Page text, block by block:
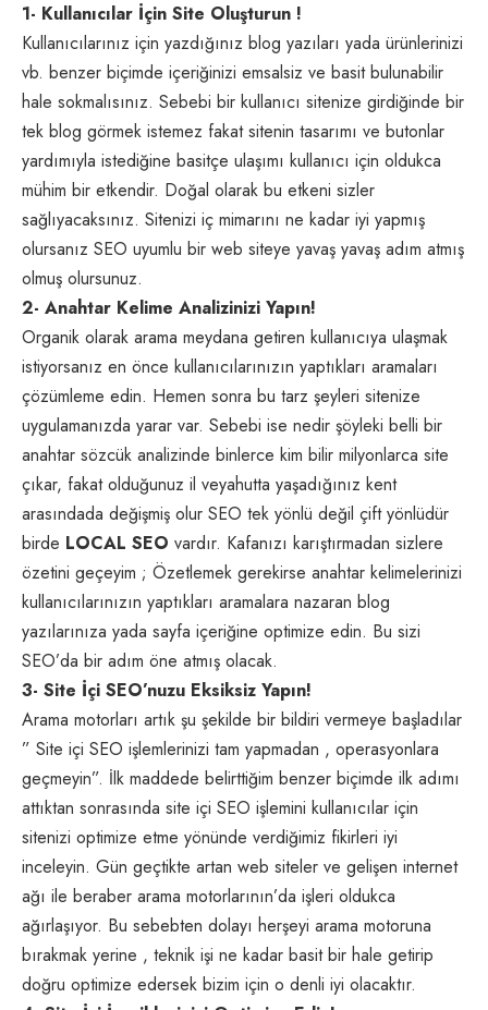
1- Kullanıcılar İçin Site Oluşturun !
Kullanıcılarınız için yazdığınız blog yazıları yada ürünlerinizi
vb. benzer biçimde içeriğinizi emsalsiz ve basit bulunabilir
hale sokmalısınız. Sebebi bir kullanıcı sitenize girdiğinde bir
tek blog görmek istemez fakat sitenin tasarımı ve butonlar
yardımıyla istediğine basitçe ulaşımı kullanıcı için oldukca
mühim bir etkendir. Doğal olarak bu etkeni sizler
sağlıyacaksınız. Sitenizi iç mimarını ne kadar iyi yapmış
olursanız SEO uyumlu bir web siteye yavaş yavaş adım atmış
olmuş olursunuz.
2- Anahtar Kelime Analizinizi Yapın!
Organik olarak arama meydana getiren kullanıcıya ulaşmak
istiyorsanız en önce kullanıcılarınızın yaptıkları aramaları
çözümleme edin. Hemen sonra bu tarz şeyleri sitenize
uygulamanızda yarar var. Sebebi ise nedir şöyleki belli bir
anahtar sözcük analizinde binlerce kim bilir milyonlarca site
çıkar, fakat olduğunuz il veyahutta yaşadığınız kent
arasındada değişmiş olur SEO tek yönlü değil çift yönlüdür
birde LOCAL SEO vardır. Kafanızı karıştırmadan sizlere
özetini geçeyim ; Özetlemek gerekirse anahtar kelimelerinizi
kullanıcılarınızın yaptıkları aramalara nazaran blog
yazılarınıza yada sayfa içeriğine optimize edin. Bu sizi
SEO’da bir adım öne atmış olacak.
3- Site İçi SEO’nuzu Eksiksiz Yapın!
Arama motorları artık şu şekilde bir bildiri vermeye başladılar
” Site içi SEO işlemlerinizi tam yapmadan , operasyonlara
geçmeyin”. İlk maddede belirttiğim benzer biçimde ilk adımı
attıktan sonrasında site içi SEO işlemini kullanıcılar için
sitenizi optimize etme yönünde verdiğimiz fikirleri iyi
inceleyin. Gün geçtikte artan web siteler ve gelişen internet
ağı ile beraber arama motorlarının’da işleri oldukca
ağırlaşıyor. Bu sebebten dolayı herşeyi arama motoruna
bırakmak yerine , teknik işi ne kadar basit bir hale getirip
doğru optimize edersek bizim için o denli iyi olacaktır.